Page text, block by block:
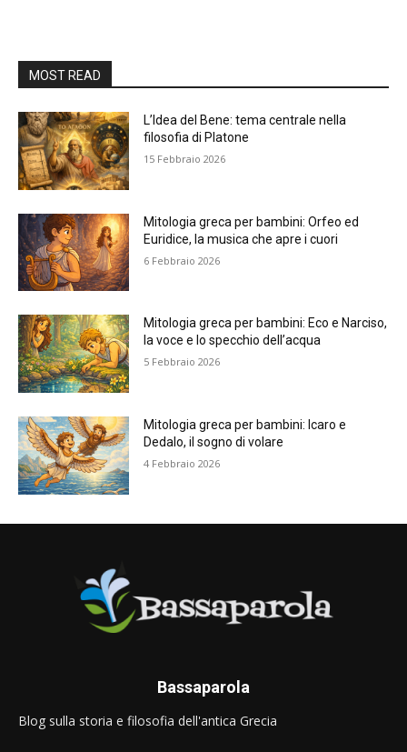
MOST READ
L’Idea del Bene: tema centrale nella
filosofia di Platone
15 Febbraio 2026
Mitologia greca per bambini: Orfeo ed
Euridice, la musica che apre i cuori
6 Febbraio 2026
Mitologia greca per bambini: Eco e Narciso,
la voce e lo specchio dell’acqua
5 Febbraio 2026
Mitologia greca per bambini: Icaro e
Dedalo, il sogno di volare
4 Febbraio 2026
Bassaparola
Blog sulla storia e filosofia dell'antica Grecia